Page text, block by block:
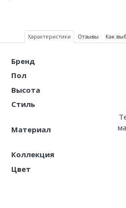
Характеристики Отзывы Как
Бренд
Пол
Высота
Стиль
Материал
Коллекция
Цвет